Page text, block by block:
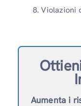
Violazioni
Aumenta i